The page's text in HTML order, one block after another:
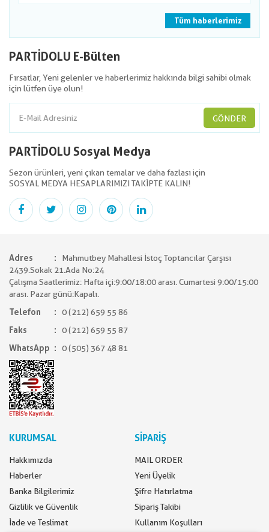
Tüm haberlerimiz
PARTİDOLU E-Bülten
Fırsatlar, Yeni gelenler ve haberlerimiz hakkında bilgi sahibi olmak
için lütfen üye olun!
GÖNDER
PARTİDOLU Sosyal Medya
Sezon ürünleri, yeni çıkan temalar ve daha fazlası için
SOSYAL MEDYA HESAPLARIMIZI TAKİPTE KALIN!
Adres
Mahmutbey Mahallesi İstoç Toptancılar Çarşısı
2439.Sokak 21.Ada No:24
Çalışma Saatlerimiz: Hafta içi:9:00/18:00 arası. Cumartesi 9:00/15:00
arası. Pazar günü:Kapalı.
Telefon
0 (212) 659 55 86
Faks
0 (212) 659 55 87
WhatsApp
0 (505) 367 48 81
KURUMSAL
Hakkımızda
Haberler
Banka Bilgilerimiz
Gizlilik ve Güvenlik
İade ve Teslimat
SİPARİŞ
MAIL ORDER
Yeni Üyelik
Şifre Hatırlatma
Sipariş Takibi
Kullanım Koşulları